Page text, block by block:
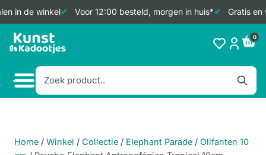
in de winkel Voor 12:00 besteld, morgen in huis* Gratis en
Doorgaan
naar
0
Home / Winkel / Collectie / Elephant Parade / Olifanten 10